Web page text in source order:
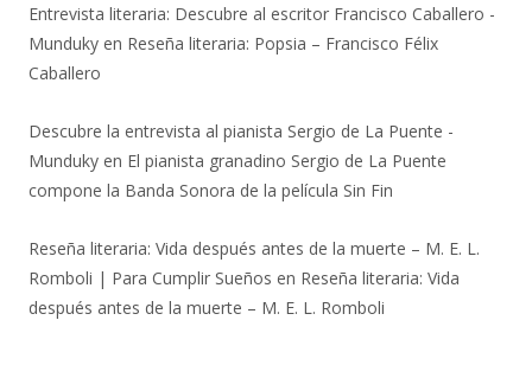
Entrevista literaria: Descubre al escritor Francisco Caballero -
Munduky en Reseña literaria: Popsia – Francisco Félix
Caballero
Descubre la entrevista al pianista Sergio de La Puente -
Munduky en El pianista granadino Sergio de La Puente
compone la Banda Sonora de la película Sin Fin
Reseña literaria: Vida después antes de la muerte – M. E. L.
Romboli | Para Cumplir Sueños en Reseña literaria: Vida
después antes de la muerte – M. E. L. Romboli